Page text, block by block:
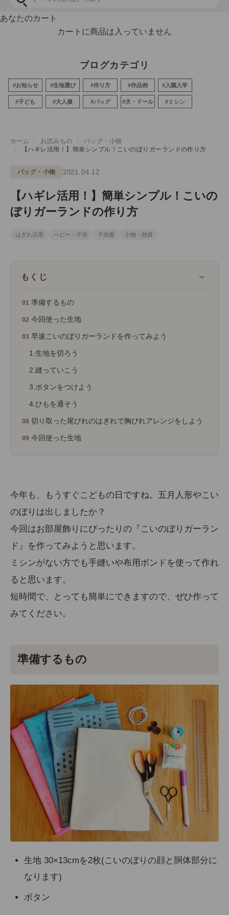
あなたのカート
カートに商品は入っていません
ブログカテゴリ
#お知らせ #生地選び #作り方 #作品例 #入園入学
#子ども #大人服 #バッグ #犬・ドール #ミシン
ホーム お読みもの
バッグ・小物
【ハギレ活用！】簡単シンプル！こいのぼりガーランドの作り方
バッグ・小物 2021.04.12
【ハギレ活用！】簡単シンプル！こいの
ぼりガーランドの作り方
はぎれ活用 ベビー・子供 子供服 小物・雑貨
もくじ
準備するもの
今回使った生地
早速こいのぼりガーランドを作ってみよう
1.生地を切ろう
2.縫っていこう
3.ボタンをつけよう
4.ひもを通そう
切り取った尾びれのはぎれで胸びれアレンジをしよう
今回使った生地
今年も、もうすぐこどもの日ですね。五月人形やこい
のぼりは出しましたか？
今回はお部屋飾りにぴったりの『こいのぼりガーラン
ド』を作ってみようと思います。
ミシンがない方でも手縫いや布用ボンドを使って作れ
ると思います。
短時間で、とっても簡単にできますので、ぜひ作って
みてください。
準備するもの
生地 30×13cmを2枚(こいのぼりの顔と胴体部分に
なります)
ボタン